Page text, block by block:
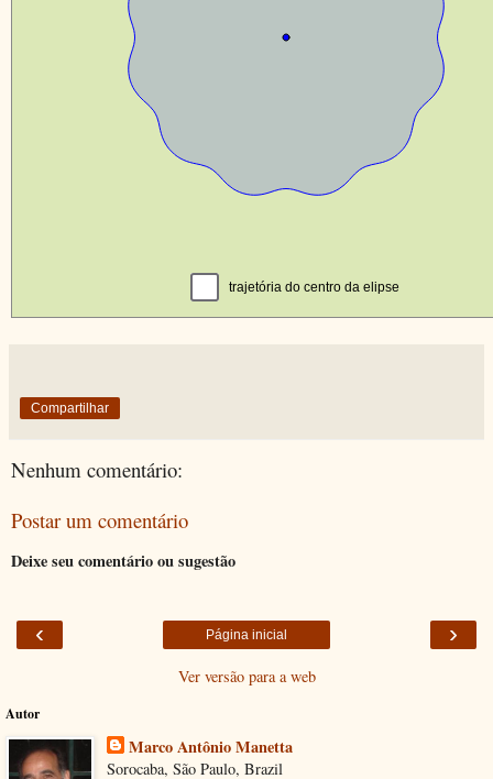
Compartilhar
Nenhum comentário:
Postar um comentário
Deixe seu comentário ou sugestão
‹ ›
Página inicial
Ver versão para a web
Autor
Marco Antônio Manetta
Sorocaba, São Paulo, Brazil